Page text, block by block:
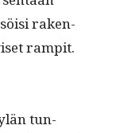
raken­
rampit.
tun­